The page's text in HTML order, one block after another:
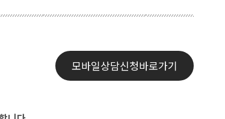
모바일상담신청바로가기